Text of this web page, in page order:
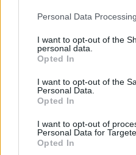
Personal Data
I want to opt-out of the
personal data.
Opted In
I want to opt-out of the
Personal Data.
Opted In
I want to opt-out of
Personal Data for
Opted In
Προϋπολογισμός: Πρωτογενές